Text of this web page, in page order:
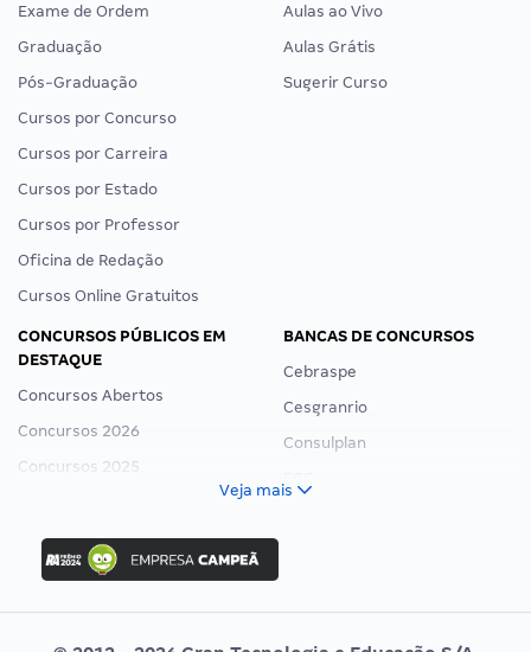
Exame de Ordem
Graduação
Pós-Graduação
Cursos por Concurso
Cursos por Carreira
Cursos por Estado
Cursos por Professor
Oficina de Redação
Cursos Online Gratuitos
Aulas ao Vivo
Aulas Grátis
Sugerir Curso
CONCURSOS PÚBLICOS EM
DESTAQUE
Concursos Abertos
Concursos 2026
Concursos 2025
Concurso Ibama
Concurso MPU
Editais publicados
BANCAS DE CONCURSOS
Cebraspe
Cesgranrio
Consulplan
Veja mais